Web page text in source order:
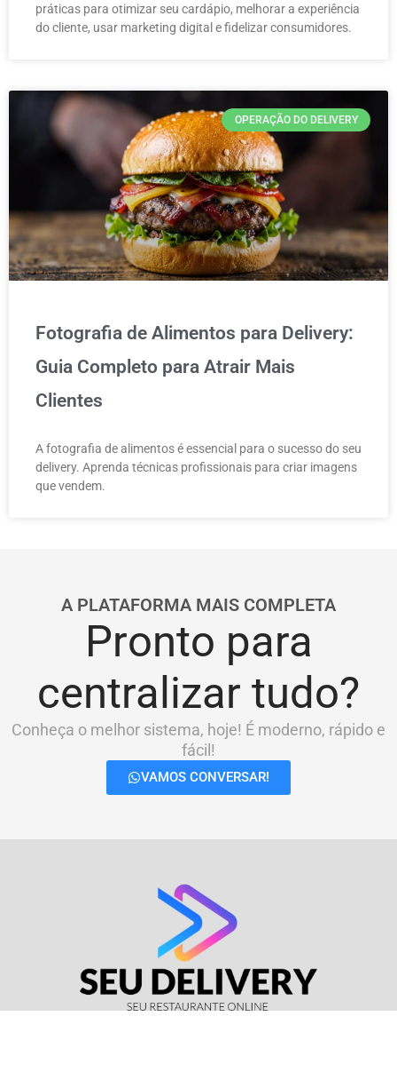
práticas para otimizar seu cardápio, melhorar a experiência
do cliente, usar marketing digital e fidelizar consumidores.
OPERAÇÃO DO DELIVERY
Fotografia de Alimentos para Delivery:
Guia Completo para Atrair Mais
Clientes
A fotografia de alimentos é essencial para o sucesso do seu
delivery. Aprenda técnicas profissionais para criar imagens
que vendem.
A PLATAFORMA MAIS COMPLETA
Pronto para
centralizar tudo?
Conheça o melhor sistema, hoje! É moderno, rápido e
fácil!
VAMOS CONVERSAR!